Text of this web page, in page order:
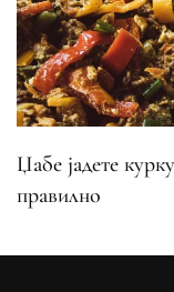
Џабе јадете
правилно